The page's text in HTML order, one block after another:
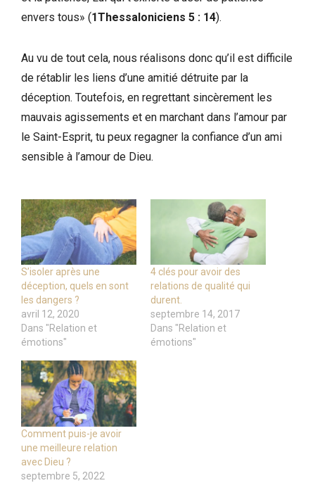
envers tous» (1Thessaloniciens 5 : 14).
Au vu de tout cela, nous réalisons donc qu’il est difficile
de rétablir les liens d’une amitié détruite par la
déception. Toutefois, en regrettant sincèrement les
mauvais agissements et en marchant dans l’amour par
le Saint-Esprit, tu peux regagner la confiance d’un ami
sensible à l’amour de Dieu.
S’isoler après une
déception, quels en sont
les dangers ?
avril 12, 2020
Dans "Relation et
émotions"
4 clés pour avoir des
relations de qualité qui
durent.
septembre 14, 2017
Dans "Relation et
émotions"
Comment puis-je avoir
une meilleure relation
avec Dieu ?
septembre 5, 2022